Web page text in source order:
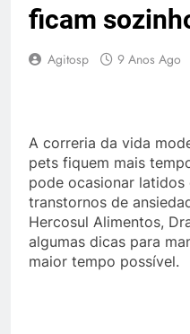
ficam
Agitosp 9 Anos Ago
A correria da vida
pets fiquem mais
pode ocasionar
transtornos de
Hercosul Alimentos,
algumas dicas para
maior tempo possível.